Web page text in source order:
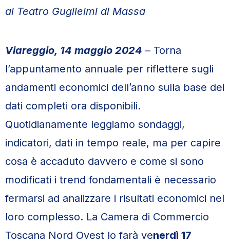
al Teatro Guglielmi di Massa
Viareggio, 14 maggio 2024 – Torna
l’appuntamento annuale per riflettere sugli
andamenti economici dell’anno sulla base dei
dati completi ora disponibili.
Quotidianamente leggiamo sondaggi,
indicatori, dati in tempo reale, ma per capire
cosa è accaduto davvero e come si sono
modificati i trend fondamentali è necessario
fermarsi ad analizzare i risultati economici nel
loro complesso. La Camera di Commercio
Toscana Nord Ovest lo farà venerdì 17